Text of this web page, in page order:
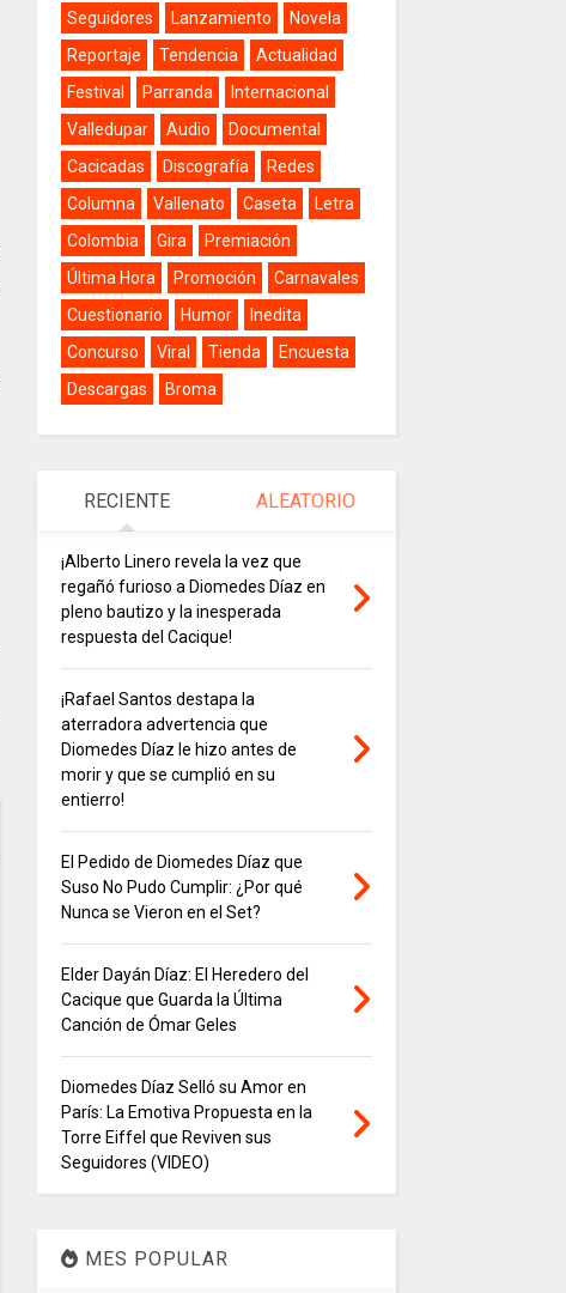
Seguidores
Lanzamiento
Novela
Reportaje
Tendencia
Actualidad
Festival
Parranda
Internacional
Valledupar
Audio
Documental
Cacicadas
Discografía
Redes
Columna
Vallenato Caseta
Letra
Colombia
Gira
Premiación
Última Hora
Promoción
Carnavales
Cuestionario
Humor
Inedita
Concurso
Viral Tienda
Encuesta
Descargas
Broma
RECIENTE ALEATORIO
¡Alberto Linero revela la vez que
regañó furioso a Diomedes Díaz en
pleno bautizo y la inesperada
respuesta del Cacique!
¡Rafael Santos destapa la
aterradora advertencia que
Diomedes Díaz le hizo antes de
morir y que se cumplió en su
entierro!
El Pedido de Diomedes Díaz que
Suso No Pudo Cumplir: ¿Por qué
Nunca se Vieron en el Set?
Elder Dayán Díaz: El Heredero del
Cacique que Guarda la Última
Canción de Ómar Geles
Diomedes Díaz Selló su Amor en
París: La Emotiva Propuesta en la
Torre Eiffel que Reviven sus
Seguidores (VIDEO)
MES POPULAR